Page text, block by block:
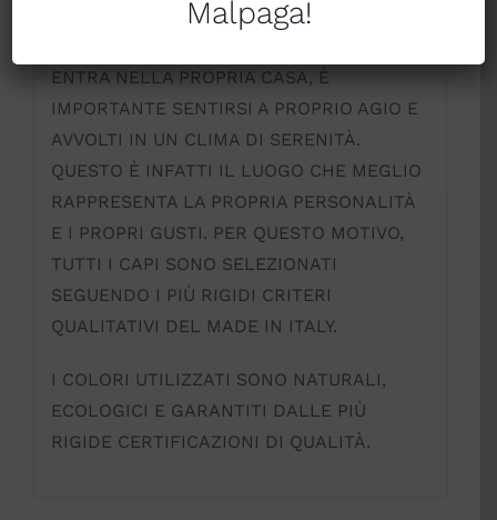
SELEZIONARE LE PIÙ RAFFINATE AZIENDE
ENTRA NELLA PROPRIA CASA, È
IMPORTANTE SENTIRSI A PROPRIO AGIO E
AVVOLTI IN UN CLIMA DI SERENITÀ.
QUESTO È INFATTI IL LUOGO CHE MEGLIO
RAPPRESENTA LA PROPRIA PERSONALITÀ
E I PROPRI GUSTI. PER QUESTO MOTIVO,
TUTTI I CAPI SONO SELEZIONATI
SEGUENDO I PIÙ RIGIDI CRITERI
QUALITATIVI DEL MADE IN ITALY.
I COLORI UTILIZZATI SONO NATURALI,
ECOLOGICI E GARANTITI DALLE PIÙ
RIGIDE CERTIFICAZIONI DI QUALITÀ.
Malpaga!